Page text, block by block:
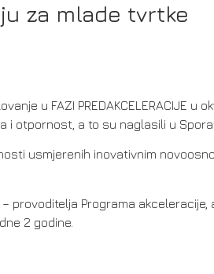
za mlade tvrtke
u FAZI PREDAKCELERACIJE u
i otpornost, a to su naglasili u
usmjerenih inovativnim
provoditelja Programa
2 godine.